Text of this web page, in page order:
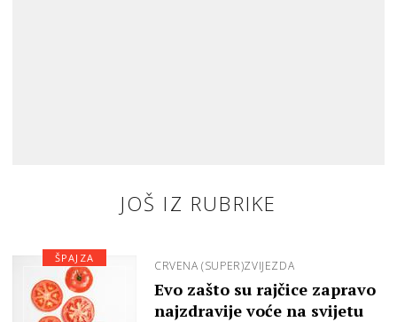
JOŠ IZ RUBRIKE
CRVENA (SUPER)ZVIJEZDA
Evo zašto su rajčice zapravo
najzdravije voće na svijetu
ŠPAJZA